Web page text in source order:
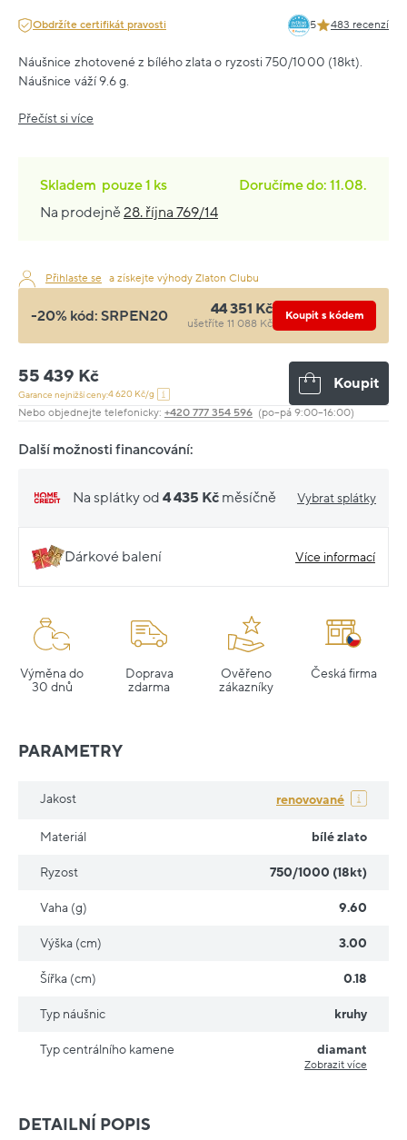
Obdržíte certifikát pravosti 5 483 recenzí
Náušnice zhotovené z bílého zlata o ryzosti 750/1000 (18kt).
Náušnice váží 9.6 g.
Přečíst si více
Skladem pouze1 ks
Doručíme do: 11.08.
Na prodejně28. října 769/14
Přihlaste se a získejte výhody Zlaton Clubu
-20% kód: SRPEN20 44 351 Kč
ušetříte 11 088 Kč
Koupit s kódem
55 439 Kč
Garance nejnižší ceny:4 620 Kč/g
Koupit
Nebo objednejte telefonicky: +420 777 354 596 (po–pá 9:00–16:00)
Další možnosti financování:
Na splátky od 4 435 Kč měsíčně Vybrat splátky
Dárkové balení Více informací
Výměna do
30 dnů
Doprava
zdarma
Ověřeno
zákazníky
Česká firma
DETAILNÍ POPIS
PARAMETRY
Jakost renovované
Materiál bílé zlato
Ryzost 750/1000 (18kt)
Vaha (g) 9.60
Výška (cm) 3.00
Šířka (cm) 0.18
Typ náušnic kruhy
Typ centrálního kamene diamant
Zobrazit více